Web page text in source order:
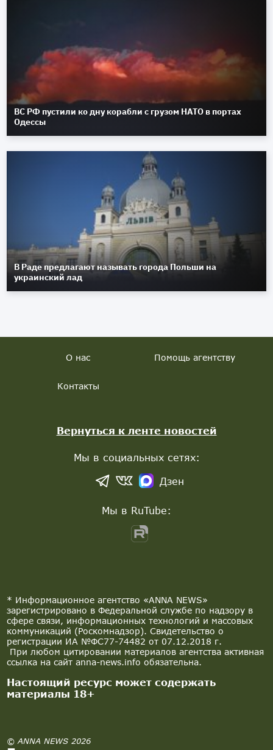
ВС РФ пустили ко дну корабли с грузом НАТО в портах
Одессы
В Раде предлагают называть города Польши на
украинский лад
* Информационное агентство «ANNA NEWS»
зарегистрировано в Федеральной службе по надзору в
сфере связи, информационных технологий и массовых
коммуникаций (Роскомнадзор). Свидетельство о
регистрации ИА №ФС77-74482 от 07.12.2018 г.
При любом цитировании материалов агентства активная
ссылка на сайт anna-news.info обязательна.
Настоящий ресурс может содержать
материалы 18+
© ANNA NEWS 2026
О нас Помощь агентству
Контакты
Вернуться к ленте новостей
Мы в социальных сетях:
Дзен
Мы в RuTube: